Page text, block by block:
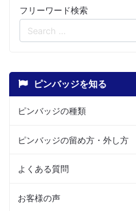
フリーワード検索
Search
ピンバッジを知る
ピンバッジの種類
ピンバッジの留め方・外し方
よくある質問
お客様の声